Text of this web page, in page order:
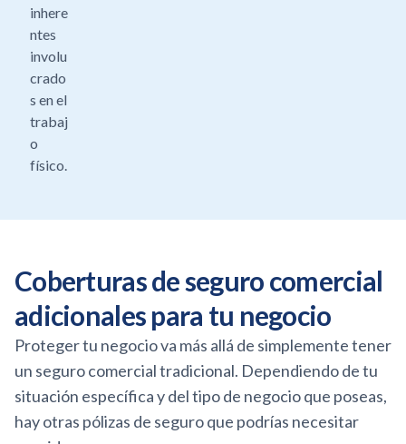
inhere
ntes
involu
crado
s en el
trabaj
o
físico.
Coberturas de seguro comercial
adicionales para tu negocio
Proteger tu negocio va más allá de simplemente tener
un seguro comercial tradicional. Dependiendo de tu
situación específica y del tipo de negocio que poseas,
hay otras pólizas de seguro que podrías necesitar